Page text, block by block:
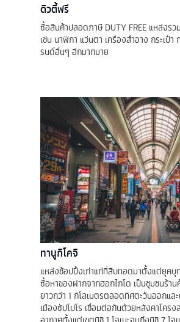
ดิวตี้ฟรี
ซื้อสินค้าปลอดภาษี DUTY FREE แหล่งร
เช่น นาฬิกา แว่นตา เครื่องสำอาง กระเป๋
รนด์อื่นๆ อีกมากมาย
ทานูกิโคจิ
แหล่งช้อปปิ้งเก่าแก่ที่สืบทอดมาตั้งแต่ยุคบุ
ซื้อหาของฝากจากฮอกไกโด เป็นชุมชนร้า
ยาวกว่า 1 กิโลเมตรตลอดทิศตะวันออกแล
เมืองซัปโปโร เชื่อมต่อกันด้วยหลังคาโคร